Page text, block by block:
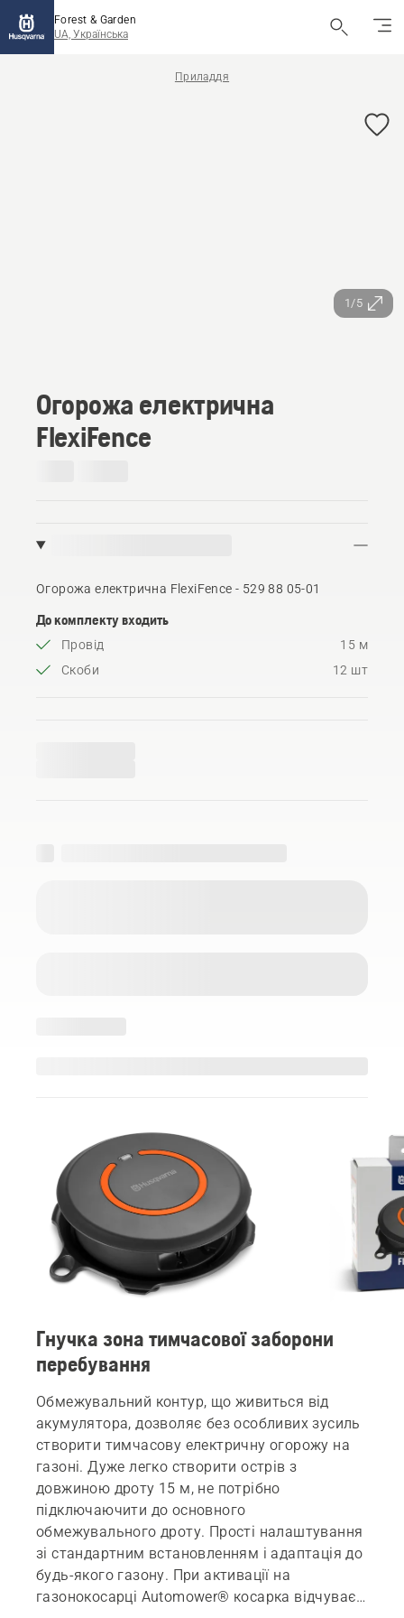
Forest & Garden
UA, Українська
Приладдя
1/5
Огорожа електрична
FlexiFence
Огорожа електрична FlexiFence - 529 88 05‑01
До комплекту входить
Провід
15 м
Скоби
12 шт
Гнучка зона тимчасової заборони
перебування
Обмежувальний контур, що живиться від
акумулятора, дозволяє без особливих зусиль
створити тимчасову електричну огорожу на
газоні. Дуже легко створити острів з
довжиною дроту 15 м, не потрібно
підключаючити до основного
обмежувального дроту. Прості налаштування
зі стандартним встановленням і адаптація до
будь-якого газону. При активації на
газонокосарці Automower® косарка відчуває